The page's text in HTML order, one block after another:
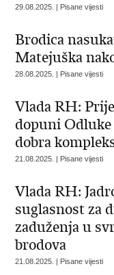
29.08.2025. | Pisane vijesti
Brodica
Matejuška
28.08.2025. | Pisane vijesti
Vlada RH:
dopuni
dobra
21.08.2025. | Pisane vijesti
Vlada RH:
suglasnost za
zaduženja u
brodova
21.08.2025. | Pisane vijesti